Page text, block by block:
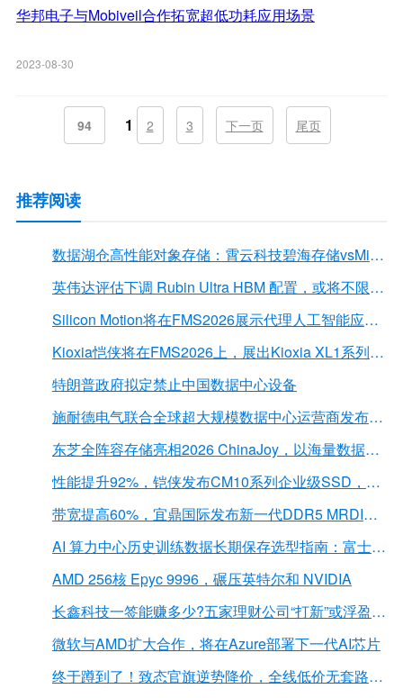
华邦电子与Mobiveil合作拓宽超低功耗应用场景
2023-08-30
94 1 2 3 下一页 尾页
推荐阅读
数据湖仓高性能对象存储：霄云科技碧海存储vsMinIO
英伟达评估下调 Rubin Ultra HBM 配置，或将不限于12Hi HBM4E
Silicon Motion将在FMS2026展示代理人工智能应用的下一代存储解决方案
Kioxia恺侠将在FMS2026上，展出Kioxia XL1系列内存扩展模块
特朗普政府拟定禁止中国数据中心设备
施耐德电气联合全球超大规模数据中心运营商发布弧闪风险评估报告
东芝全阵容存储亮相2026 ChinaJoy，以海量数据底座赋能“与AI同游”新体验
性能提升92%，铠侠发布CM10系列企业级SSD，首载PCIe 6.0接口
带宽提高60%，宜鼎国际发布新一代DDR5 MRDIMM 内存
AI 算力中心历史训练数据长期保存选型指南：富士胶片 LTO 磁带解决方案深度解析
AMD 256核 Epyc 9996，碾压英特尔和 NVIDIA
长鑫科技一签能赚多少?五家理财公司“打新”或浮盈近2亿元
微软与AMD扩大合作，将在Azure部署下一代AI芯片
终于蹲到了！致态官旗逆势降价，全线低价无套路，扩容党直接冲！